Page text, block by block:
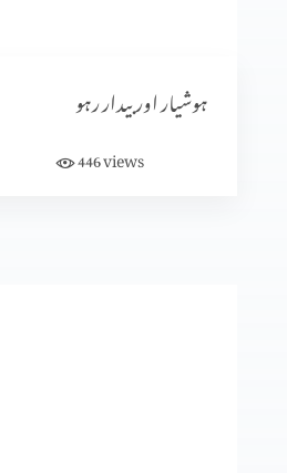
نجات بخش ایمان کے صبوت (حصہ 2)
ہوشیار اور بیدار رہو
446views